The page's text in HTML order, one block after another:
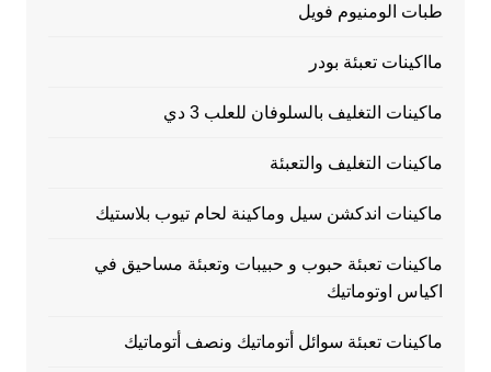
طبات الومنيوم فويل
مااكينات تعبئة بودر
ماكينات التغليف بالسلوفان للعلب 3 دي
ماكينات التغليف والتعبئة
ماكينات اندكشن سيل وماكينة لحام تيوب بلاستيك
ماكينات تعبئة حبوب و حبيبات وتعبئة مساحيق في
اكياس اوتوماتيك
ماكينات تعبئة سوائل أتوماتيك ونصف أتوماتيك